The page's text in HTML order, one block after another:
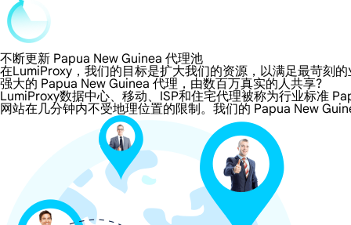
不断更新 Papua New Guinea 代理池
在LumiProxy，我们的目标是扩大我们的资源，以满足最苛刻
强大的 Papua New Guinea 代理，由数百万真实的人共享?
LumiProxy数据中心、移动、ISP和住宅代理被称为行业标准
网站在几分钟内不受地理位置的限制。我们的 Papua New